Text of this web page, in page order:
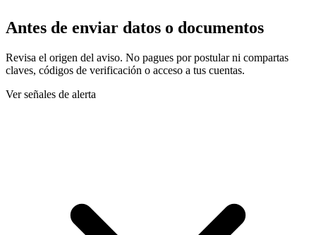
Antes de enviar datos o documentos
Revisa el origen del aviso. No pagues por postular ni compartas
claves, códigos de verificación o acceso a tus cuentas.
Ver señales de alerta